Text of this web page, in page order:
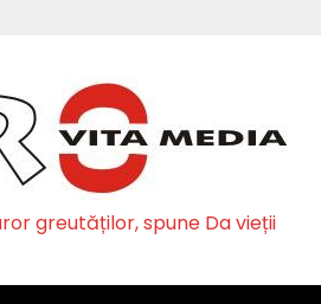
greutăților, spune Da vieții